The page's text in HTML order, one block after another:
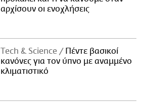
αρχίσουν οι ενοχλήσεις
Τech & Science
Πέντε βασικοί
κανόνες για τον ύπνο με αναμμένο
κλιματιστικό